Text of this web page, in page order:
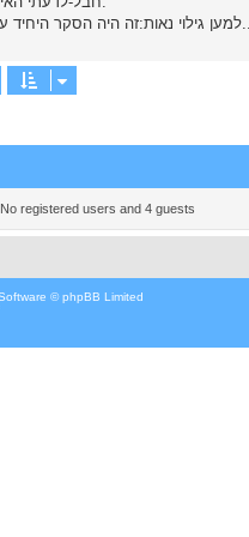
למען גילוי נאות:זה היה הסקר היחיד
registered users and 4 guests
© phpBB Limited